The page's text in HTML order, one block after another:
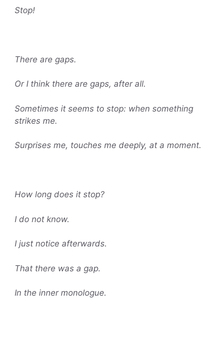
Stop!
There are gaps.
Or I think there are gaps, after all.
Sometimes it seems to stop: when something
strikes me.
Surprises me, touches me deeply, at a moment.
How long does it stop?
I do not know.
I just notice afterwards.
That there was a gap.
In the inner monologue.